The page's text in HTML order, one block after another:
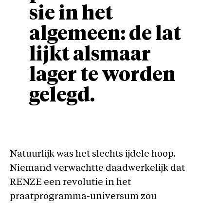
sie in het
algemeen: de lat
lijkt alsmaar
lager te worden
gelegd.
Natuurlijk was het slechts ijdele hoop.
Niemand verwachtte daadwerkelijk dat
RENZE een revolutie in het
praatprogramma-universum zou